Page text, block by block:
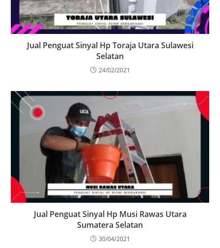
Jual Penguat Sinyal Hp Toraja Utara Sulawesi
Selatan
24/02/2021
Jual Penguat Sinyal Hp Musi Rawas Utara
Sumatera Selatan
30/04/2021